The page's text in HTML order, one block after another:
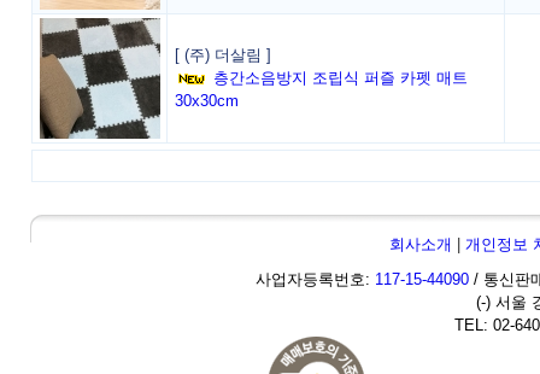
[ (주) 더살림 ]
층간소음방지 조립식 퍼즐 카펫 매트
30x30cm
회사소개
개인정보
사업자등록번호: 117-15-44090/ 통신판
(-) 서울
TEL: 02-